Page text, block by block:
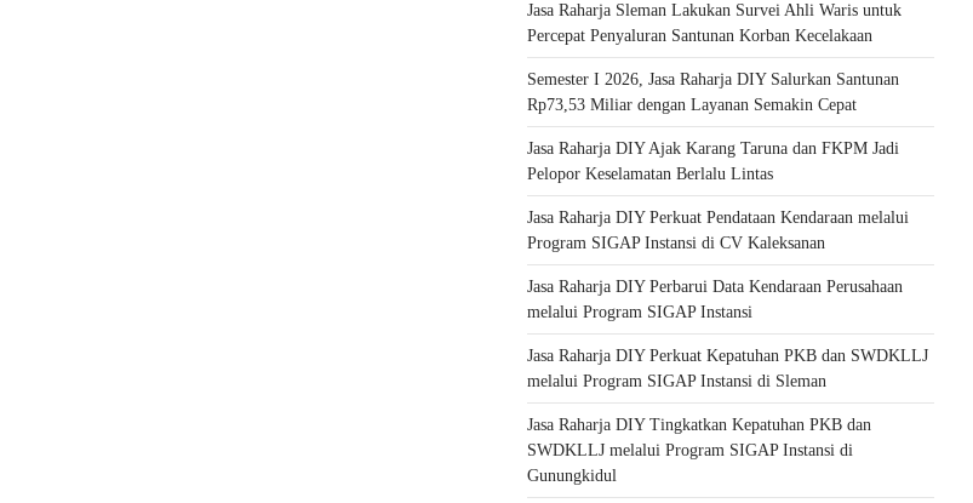
Jasa Raharja Sleman Lakukan Survei Ahli Waris untuk
Percepat Penyaluran Santunan Korban Kecelakaan
Semester I 2026, Jasa Raharja DIY Salurkan Santunan
Rp73,53 Miliar dengan Layanan Semakin Cepat
Jasa Raharja DIY Ajak Karang Taruna dan FKPM Jadi
Pelopor Keselamatan Berlalu Lintas
Jasa Raharja DIY Perkuat Pendataan Kendaraan melalui
Program SIGAP Instansi di CV Kaleksanan
Jasa Raharja DIY Perbarui Data Kendaraan Perusahaan
melalui Program SIGAP Instansi
Jasa Raharja DIY Perkuat Kepatuhan PKB dan SWDKLLJ
melalui Program SIGAP Instansi di Sleman
Jasa Raharja DIY Tingkatkan Kepatuhan PKB dan
SWDKLLJ melalui Program SIGAP Instansi di
Gunungkidul